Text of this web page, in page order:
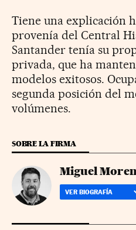
Tiene una explicación
provenía del Central
Santander tenía su
privada, que ha
modelos exitosos.
segunda posición del
volúmenes.
SOBRE LA FIRMA
Miguel
VER BIOGRAFÍA